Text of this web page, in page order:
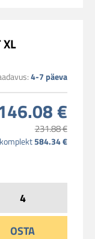
4-7 päeva
€
231.88 €
584.34 €
OSTA